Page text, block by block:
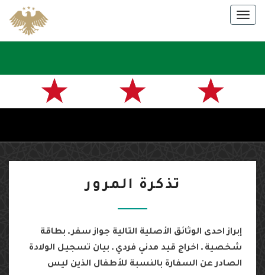
content
سفارة
العربية
السورية
في باريس
المرور
تذكرة المرور
إبراز احدى الوثائق الأصلية التالية جواز سفر ـ بطاقة
شخصية ـ اخراج قيد مدني فردي ـ بيان تسجيل الولادة
الصادر عن السفارة بالنسبة للأطفال الذين ليس